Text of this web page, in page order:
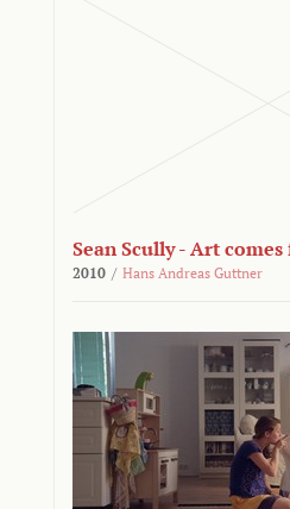
Sean Scully - Art
2010 / Hans Andreas Guttner